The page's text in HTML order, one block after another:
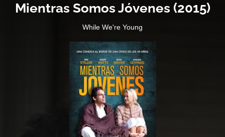
Mientras Somos Jóvenes (2015)
While We're Young